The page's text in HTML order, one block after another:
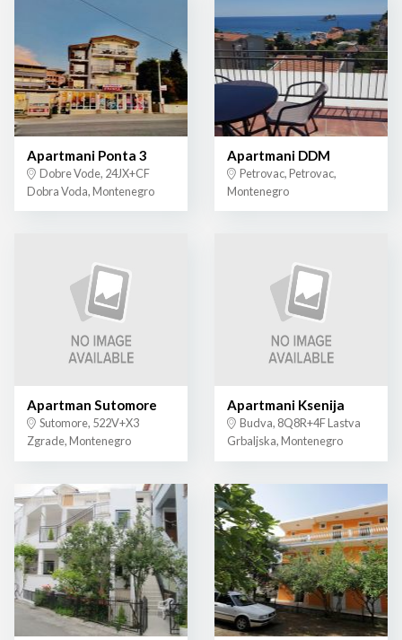
Apartmani Ponta 3
Dobre Vode, 24JX+CF
Dobra Voda, Montenegro
Apartmani DDM
Petrovac, Petrovac,
Montenegro
Apartman Sutomore
Sutomore, 522V+X3
Zgrade, Montenegro
Apartmani Ksenija
Budva, 8Q8R+4F Lastva
Grbaljska, Montenegro